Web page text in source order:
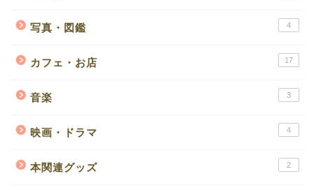
写真・図鑑 4
カフェ・お店 17
音楽 3
映画・ドラマ 4
本関連グッズ 2